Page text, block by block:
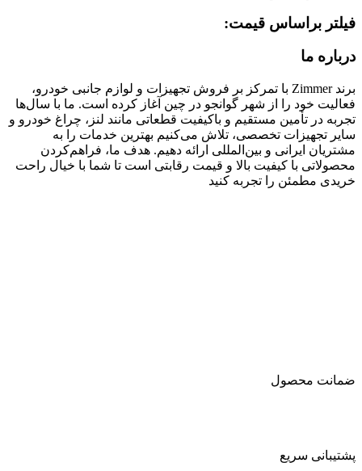
فیلتر براساس قیمت:
درباره ما
برند Zimmer با تمرکز بر فروش تجهیزات و لوازم جانبی خودرو،
فعالیت خود را از شهر گوانجو در چین آغاز کرده است. ما با سال‌ها
تجربه در تأمین مستقیم و باکیفیت قطعاتی مانند لنز، چراغ خودرو و
سایر تجهیزات تخصصی، تلاش می‌کنیم بهترین خدمات را به
مشتریان ایرانی و بین‌المللی ارائه دهیم. هدف ما، فراهم‌کردن
محصولاتی با کیفیت بالا و قیمت رقابتی است تا شما با خیال راحت
خریدی مطمئن را تجربه کنید
ضمانت محصول
پشتیبانی سریع